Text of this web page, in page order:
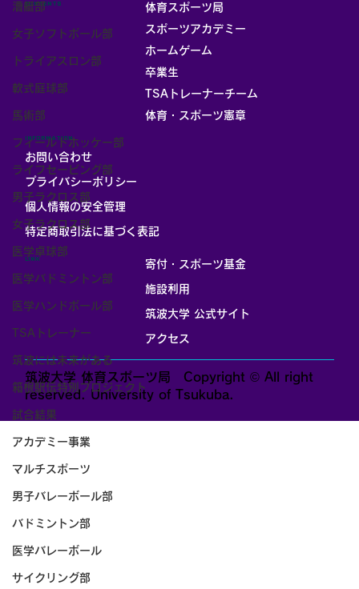
漕艇部
女子ソフトボール部
トライアスロン部
軟式庭球部
馬術部
フィールドホッケー部
ライフセービング部
男子ラクロス部
女子ラクロス部
医学卓球部
医学バドミントン部
医学ハンドボール部
TSAトレーナー
筑波には未来がある
箱根駅伝特別プロジェクト
試合結果
アカデミー事業
マルチスポーツ
男子バレーボール部
バドミントン部
医学バレーボール
サイクリング部
体育スポーツ局
スポーツアカデミー
ホームゲーム
卒業生
TSAトレーナーチーム
体育・スポーツ憲章
CONTENTS
寄付・スポーツ基金
施設利用
筑波大学 公式サイト
アクセス
LINK
INFORMATION
お問い合わせ
プライバシーポリシー
個人情報の安全管理
​特定商取引法に基づく表記
筑波大学 体育スポーツ局 Copyright © All right
reserved. University of Tsukuba.